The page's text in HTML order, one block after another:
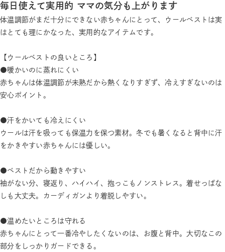
毎日使えて実用的 ママの気分も上がります
体温調節がまだ十分にできない赤ちゃんにとって、ウールベストは実
はとても理にかなった、実用的なアイテムです。
【ウールベストの良いところ】
●暖かいのに蒸れにくい
赤ちゃんは体温調節が未熟だから熱くなりすぎず、冷えすぎないのは
安心ポイント。
●汗をかいても冷えにくい
ウールは汗を吸っても保温力を保つ素材。冬でも暑くなると背中に汗
をかきやすい赤ちゃんには優しい。
●ベストだから動きやすい
袖がない分、寝返り、ハイハイ、抱っこもノンストレス。着せっぱな
しも大丈夫。カーディガンより着脱しやすい。
●温めたいところは守れる
赤ちゃんにとって一番冷やしたくないのは、お腹と背中。大切なこの
部分をしっかりガードできる。